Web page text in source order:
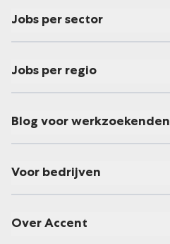
Jobs per sector
Jobs per regio
Blog voor werkzoekenden
Voor bedrijven
Over Accent